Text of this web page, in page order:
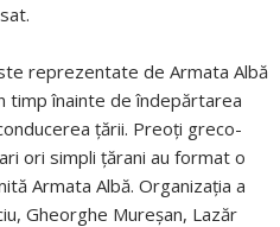
reprezentate de Armata Albă
timp înainte de îndepărtarea
ţării. Preoţi greco-
ori simpli ţărani au format o
Armata Albă. Organizaţia a
Gheorghe Mureşan, Lazăr